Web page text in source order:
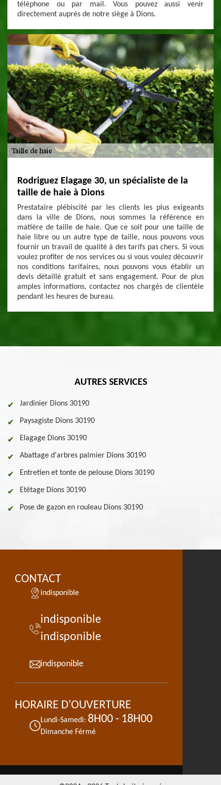
téléphone ou par mail. Vous pouvez aussi venir
directement auprès de notre siège à Dions.
Rodriguez Elagage 30, un spécialiste de la
taille de haie à Dions
Prestataire plébiscité par les clients les plus exigeants
dans la ville de Dions, nous sommes la référence en
matière de taille de haie. Que ce soit pour une taille de
haie libre ou un autre type de taille, nous pouvons vous
fournir un travail de qualité à des tarifs pas chers. Si vous
voulez profiter de nos services ou si vous voulez découvrir
nos conditions tarifaires, nous pouvons vous établir un
devis détaillé gratuit et sans engagement. Pour de plus
amples informations, contactez nos chargés de clientèle
pendant les heures de bureau.
AUTRES SERVICES
Jardinier Dions 30190
Paysagiste Dions 30190
Elagage Dions 30190
Abattage d'arbres palmier Dions 30190
Entretien et tonte de pelouse Dions 30190
Etêtage Dions 30190
Pose de gazon en rouleau Dions 30190
CONTACT
indisponible
indisponible
indisponible
indisponible
HORAIRE D'OUVERTURE
Lundi-Samedi: 8H00 - 18H00
Dimanche Férmé